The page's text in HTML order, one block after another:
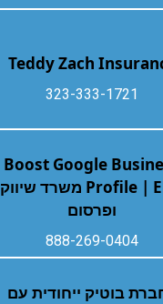
Teddy Zach
323-333-1721
Boost Google
Profile | EMS משרד שיווק
ופרסום
888-269-0404